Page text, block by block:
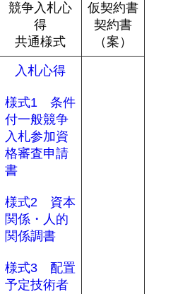
競争入札心
得
共通様式
仮契約書
契約書
（案）
入札心得
様式1 条件
付一般競争
入札参加資
格審査申請
書
様式2 資本
関係・人的
関係調書
様式3 配置
予定技術者